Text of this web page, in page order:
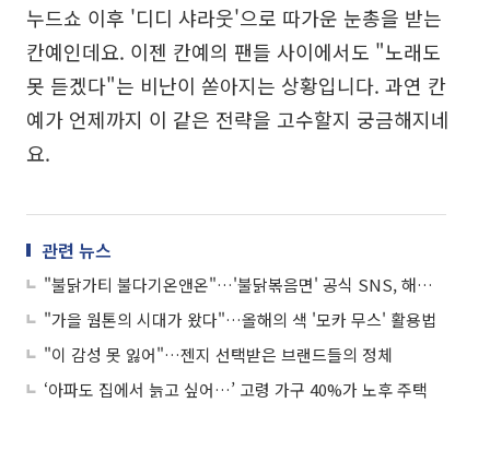
누드쇼 이후 '디디 샤라웃'으로 따가운 눈총을 받는
칸예인데요. 이젠 칸예의 팬들 사이에서도 "노래도
못 듣겠다"는 비난이 쏟아지는 상황입니다. 과연 칸
예가 언제까지 이 같은 전략을 고수할지 궁금해지네
요.
관련 뉴스
"불닭가티 불다기온앤온"…'불닭볶음면' 공식 SNS, 해킹 아닙니다!
"가을 웜톤의 시대가 왔다"…올해의 색 '모카 무스' 활용법
"이 감성 못 잃어"…젠지 선택받은 브랜드들의 정체
‘아파도 집에서 늙고 싶어…’ 고령 가구 40%가 노후 주택